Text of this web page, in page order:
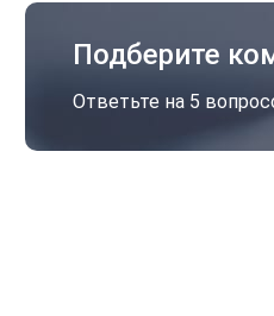
Подберите
Ответьте на 5